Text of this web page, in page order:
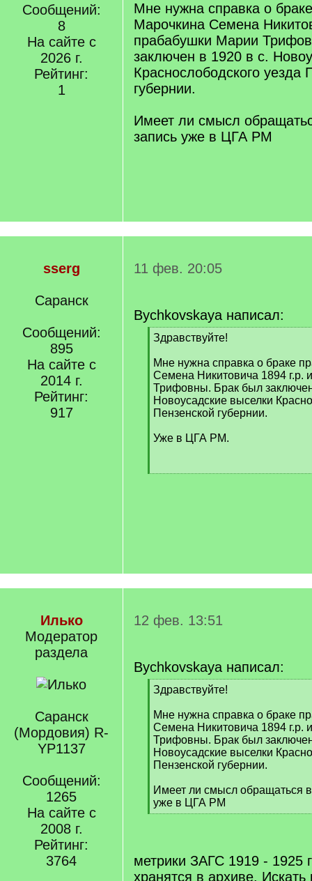
Сообщений:
8
На сайте с
2026 г.
Рейтинг:
1
Мне нужна справка о
Марочкина Семена
прабабушки Марии
заключен в 1920 в с.
Краснослободского уезда
губернии.
Имеет ли смысл
запись уже в ЦГА РМ
sserg
Саранск
Сообщений:
895
На сайте с
2014 г.
Рейтинг:
917
11 фев. 20:05
Bychkovskaya написал:
[
]
Здравствуйте!
Мне нужна справка о браке
Семена Никитовича 1894 г.р.
Трифовны. Брак был
Новоусадские выселки
Пензенской губернии.
Уже в ЦГА РМ.
Илько
Модератор
раздела
Саранск
(Мордовия) R-
YP1137
Сообщений:
1265
На сайте с
2008 г.
Рейтинг:
3764
12 фев. 13:51
Bychkovskaya написал:
[
]
Здравствуйте!
Мне нужна справка о браке
Семена Никитовича 1894 г.р.
Трифовны. Брак был
Новоусадские выселки
Пензенской губернии.
Имеет ли смысл обращаться
уже в ЦГА РМ
[
метрики ЗАГС 1919 - 1925
хранятся в архиве.